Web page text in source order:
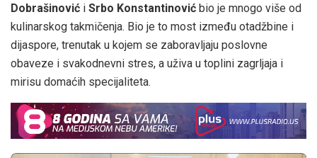
Dobrašinović i Srbo Konstantinović bio je mnogo više od
kulinarskog takmičenja. Bio je to most između otadžbine i
dijaspore, trenutak u kojem se zaboravljaju poslovne
obaveze i svakodnevni stres, a uživa u toplini zagrljaja i
mirisu domaćih specijaliteta.